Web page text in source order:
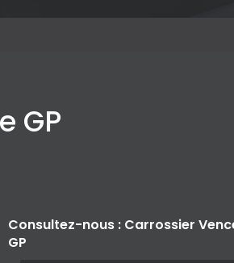
GP
Consultez-nous : Carrossier
GP